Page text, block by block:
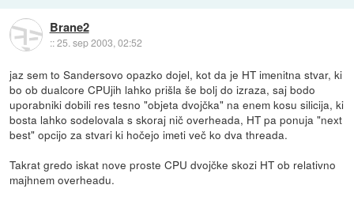
Brane2
::25. sep 2003, 02:52
jaz sem to Sandersovo opazko dojel, kot da je HT imenitna stvar, ki
bo ob dualcore CPUjih lahko prišla še bolj do izraza, saj bodo
uporabniki dobili res tesno "objeta dvojčka" na enem kosu silicija, ki
bosta lahko sodelovala s skoraj nič overheada, HT pa ponuja "next
best" opcijo za stvari ki hočejo imeti več ko dva threada.
Takrat gredo iskat nove proste CPU dvojčke skozi HT ob relativno
majhnem overheadu.